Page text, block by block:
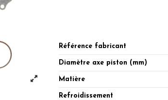
Référence fabricant
Diamètre axe piston (mm)
Matière
Refroidissement